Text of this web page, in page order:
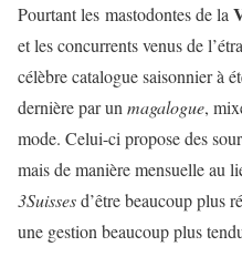
Pourtant les mastodontes de la
et les concurrents venus de
célèbre catalogue saisonnier à
dernière par un magalogue,
mode. Celui-ci propose des
mais de manière mensuelle au
3Suissesd’être beaucoup plus
une gestion beaucoup plus